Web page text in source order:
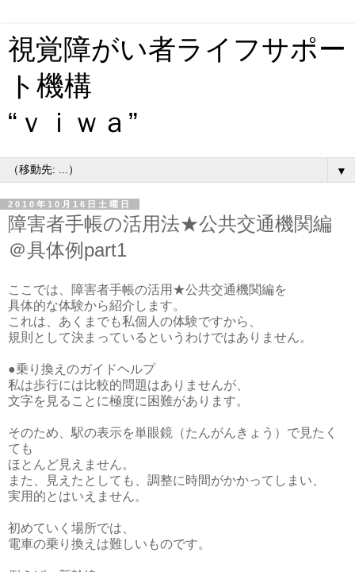
視覚障がい者ライフサポー
ト機構
“ｖｉｗａ”
▼
2010年10月16日土曜日
障害者手帳の活用法★公共交通機関編
＠具体例part1
ここでは、障害者手帳の活用★公共交通機関編を
具体的な体験から紹介します。
これは、あくまでも私個人の体験ですから、
規則として決まっているというわけではありません。
●乗り換えのガイドヘルプ
私は歩行には比較的問題はありませんが、
文字を見ることに極度に困難があります。
そのため、駅の表示を単眼鏡（たんがんきょう）で見たく
ても
ほとんど見えません。
また、見えたとしても、調整に時間がかかってしまい、
実用的とはいえません。
初めていく場所では、
電車の乗り換えは難しいものです。